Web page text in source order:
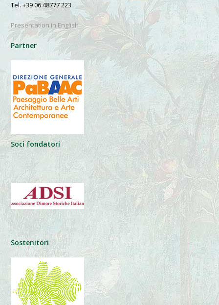
Tel. +39 06 48777 223
Presentation in English
Partner
Soci fondatori
Sostenitori